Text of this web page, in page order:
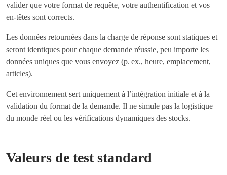
valider que votre format de requête, votre authentification et vos
en-têtes sont corrects.
Les données retournées dans la charge de réponse sont statiques et
seront identiques pour chaque demande réussie, peu importe les
données uniques que vous envoyez (p. ex., heure, emplacement,
articles).
Cet environnement sert uniquement à l’intégration initiale et à la
validation du format de la demande. Il ne simule pas la logistique
du monde réel ou les vérifications dynamiques des stocks.
Valeurs de test standard